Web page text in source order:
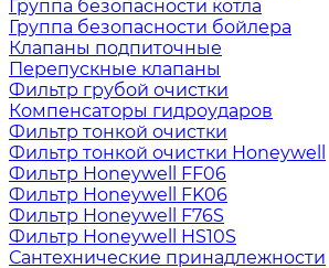
Группа безопасности котла
Группа безопасности бойлера
Клапаны подпиточные
Перепускные клапаны
Фильтр грубой очистки
Компенсаторы гидроударов
Фильтр тонкой очистки
Фильтр тонкой очистки Honeywell
Фильтр Honeywell FF06
Фильтр Honeywell FK06
Фильтр Honeywell F76S
Фильтр Honeywell HS10S
Сантехнические принадлежности